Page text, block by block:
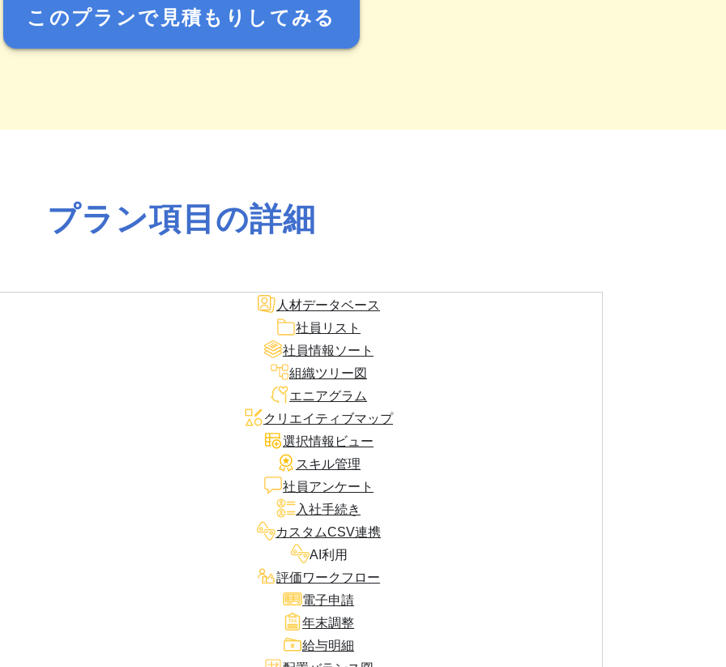
このプランで見積もりしてみる
プラン項目の詳細
人材データベース
社員リスト
社員情報ソート
組織ツリー図
エニアグラム
クリエイティブマップ
選択情報ビュー
スキル管理
社員アンケート
入社手続き
カスタムCSV連携
AI利用
評価ワークフロー
電子申請
年末調整
給与明細